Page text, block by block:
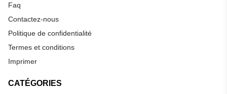
Faq
Contactez-nous
Politique de confidentialité
Termes et conditions
Imprimer
CATÉGORIES